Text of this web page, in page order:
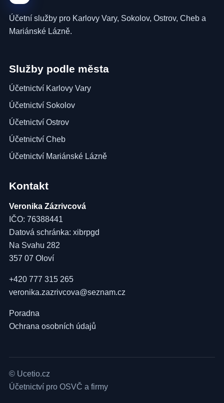
Účetní služby pro Karlovy Vary, Sokolov, Ostrov, Cheb a
Mariánské Lázně.
Služby podle města
Účetnictví Karlovy Vary
Účetnictví Sokolov
Účetnictví Ostrov
Účetnictví Cheb
Účetnictví Mariánské Lázně
Kontakt
Veronika Zázrivcová
IČO: 76388441
Datová schránka: xibrpgd
Na Svahu 282
357 07 Oloví
+420 777 315 265
veronika.zazrivcova@seznam.cz
Poradna
Ochrana osobních údajů
© Ucetio.cz
Účetnictví pro OSVČ a firmy